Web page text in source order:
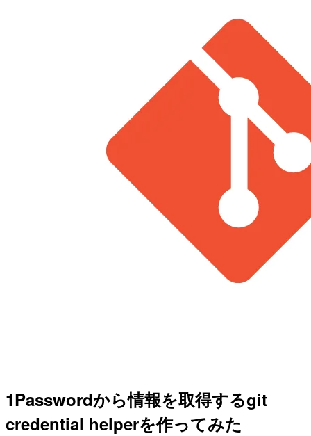
1Passwordから情報を取得するgit
credential helperを作ってみた